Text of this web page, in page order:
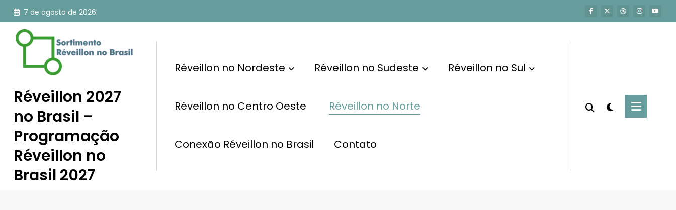
Pular
para
conteúdo
7 de agosto de 2026
Réveillon 2027
no Brasil –
Programação
Réveillon no
Brasil 2027
Réveillon no Nordeste Réveillon no Sudeste Réveillon no Sul
Réveillon no Centro Oeste Réveillon no Norte
Conexão Réveillon no Brasil Contato